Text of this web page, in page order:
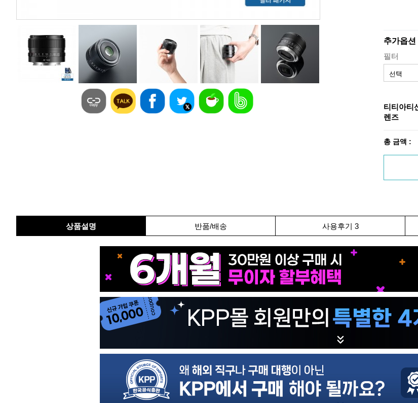
추가옵션
필터
티티아티
렌즈
총 금액 :
상품설명 반품/배송 사용후기 3